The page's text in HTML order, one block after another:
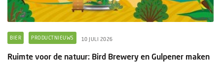
BIER PRODUCTNIEUWS 10 JULI 2026
Ruimte voor de natuur: Bird Brewery en Gulpener maken